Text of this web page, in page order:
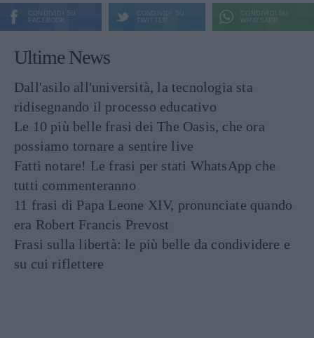
CONDIVIDI SU
FACEBOOK
CONDIVIDI SU
TWITTER
CONDIVIDI SU
WHATSAPP
Ultime News
Dall'asilo all'università, la tecnologia sta
ridisegnando il processo educativo
Le 10 più belle frasi dei The Oasis, che ora
possiamo tornare a sentire live
Fatti notare! Le frasi per stati WhatsApp che
tutti commenteranno
11 frasi di Papa Leone XIV, pronunciate quando
era Robert Francis Prevost
Frasi sulla libertà: le più belle da condividere e
su cui riflettere